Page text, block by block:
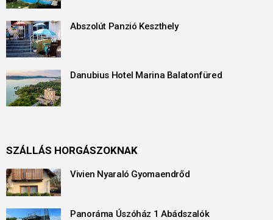
Abszolút Panzió Keszthely
Danubius Hotel Marina Balatonfüred
SZÁLLÁS HORGÁSZOKNAK
Vivien Nyaraló Gyomaendrőd
Panoráma Úszóház 1 Abádszalók